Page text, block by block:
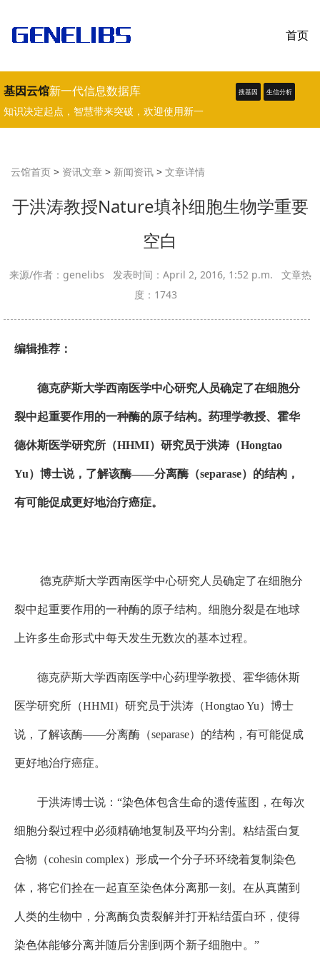
首页
基因云馆新一代信息数据库
知识决定起点，智慧带来突破，欢迎使用新一
代生物学、医学数据库。
搜基因 生信分析
云馆首页 > 资讯文章 > 新闻资讯 > 文章详情
于洪涛教授Nature填补细胞生物学重要
空白
来源/作者：genelibs 发表时间：April 2, 2016, 1:52 p.m. 文章热
度：1743
编辑推荐：
德克萨斯大学西南医学中心研究人员确定了在细胞分
裂中起重要作用的一种酶的原子结构。药理学教授、霍华
德休斯医学研究所（HHMI）研究员于洪涛（Hongtao
Yu）博士说，了解该酶——分离酶（separase）的结构，
有可能促成更好地治疗癌症。
德克萨斯大学西南医学中心研究人员确定了在细胞分
裂中起重要作用的一种酶的原子结构。细胞分裂是在地球
上许多生命形式中每天发生无数次的基本过程。
德克萨斯大学西南医学中心药理学教授、霍华德休斯
医学研究所（HHMI）研究员于洪涛（Hongtao Yu）博士
说，了解该酶——分离酶（separase）的结构，有可能促成
更好地治疗癌症。
于洪涛博士说：“染色体包含生命的遗传蓝图，在每次
细胞分裂过程中必须精确地复制及平均分割。粘结蛋白复
合物（cohesin complex）形成一个分子环环绕着复制染色
体，将它们拴在一起直至染色体分离那一刻。在从真菌到
人类的生物中，分离酶负责裂解并打开粘结蛋白环，使得
染色体能够分离并随后分割到两个新子细胞中。”